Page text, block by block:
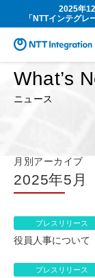
2025年
「NTTインテグレ
What’s
ニュース
月別アーカイブ
2025年5月
プレスリリース
役員人事について
プレスリリース